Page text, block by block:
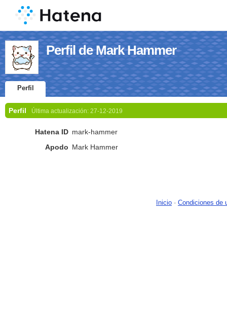
Perfil de Mark Hammer
Perfil
Perfil Última actualización: 27-12-2019
Hatena ID mark-hammer
Apodo Mark Hammer
Inicio - Condiciones de